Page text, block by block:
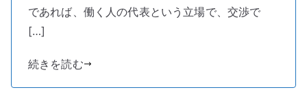
け
労
相
であれば、働く人の代表という立場で、交渉で
[…]
続きを読む